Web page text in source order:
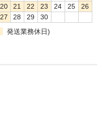
20
21 22 23 24 25
26
27
28 29
30
発送業務休日)